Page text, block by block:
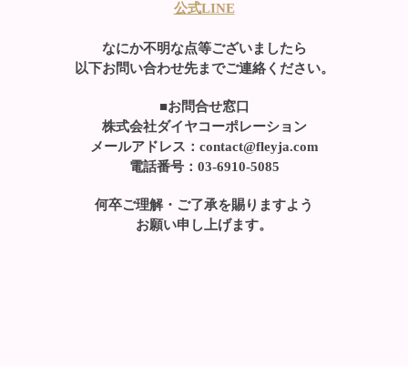
公式LINE
なにか不明な点等ございましたら
以下お問い合わせ先までご連絡ください。
■お問合せ窓口
株式会社ダイヤコーポレーション
メールアドレス：contact@fleyja.com
電話番号：03-6910-5085
何卒ご理解・ご了承を賜りますよう
お願い申し上げます。